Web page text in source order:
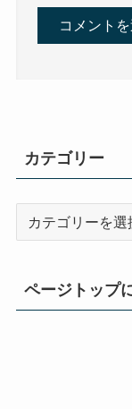
カテゴリー
ページトップ